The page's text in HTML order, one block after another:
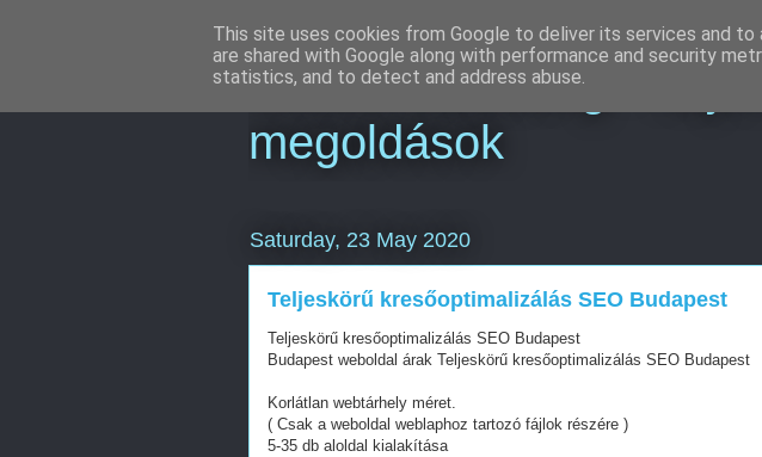
Online marketing -
megoldások
Saturday, 23 May 2020
Teljeskörű kresőoptimalizálás SEO Budapest
Teljeskörű kresőoptimalizálás SEO Budapest
Budapest weboldal árak Teljeskörű kresőoptimalizálás SEO Budapest
Korlátlan webtárhely méret.
( Csak a weboldal weblaphoz tartozó fájlok részére )
5-35 db aloldal kialakítása
This site uses cookies from Google to deliver its services and to
are shared with Google along with performance and security
statistics, and to detect and address abuse.